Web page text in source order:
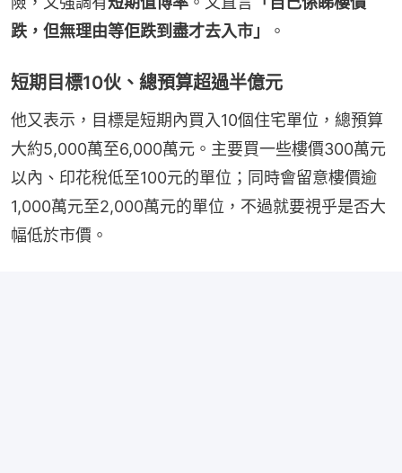
跌，但無理由等佢跌到盡才去入市」
。
短期目標10伙、總預算超過半億元
他又表示，目標是短期內買入10個住宅單位，總預算
大約5,000萬至6,000萬元。主要買一些樓價300萬元
以內、印花稅低至100元的單位；同時會留意樓價逾
1,000萬元至2,000萬元的單位，不過就要視乎是否大
幅低於市價。